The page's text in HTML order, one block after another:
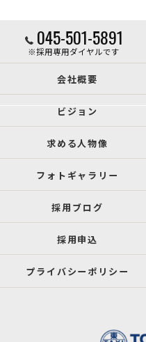
045-501-5891
※採用専用ダイヤルです
会社概要
ビジョン
求める人物像
フォトギャラリー
採用ブログ
採用申込
プライバシーポリシー